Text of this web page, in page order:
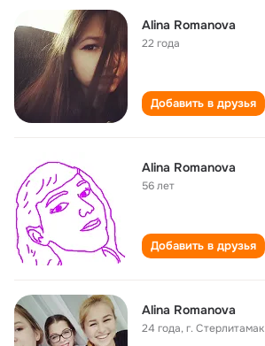
Alina Romanova
22 года
Добавить в друзья
Alina Romanova
56 лет
Добавить в друзья
Alina Romanova
24 года,г. Стерлитамак